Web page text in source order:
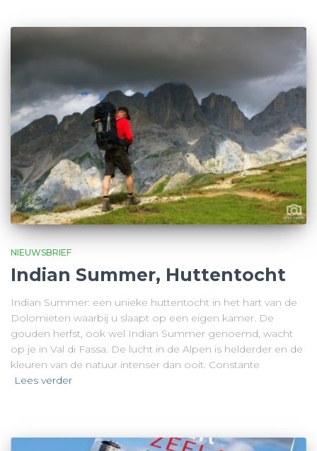
NIEUWSBRIEF
Indian Summer, Huttentocht
Indian Summer: een unieke huttentocht in het hart van de
Dolomieten waarbij u slaapt op een eigen kamer. De
gouden herfst, ook wel Indian Summer genoemd, wacht
op je in Val di Fassa. De lucht in de Alpen is helderder en de
kleuren van de natuur intenser dan ooit. Constante
Lees verder